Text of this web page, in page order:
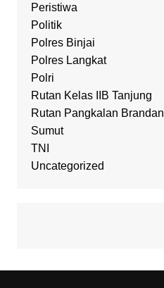
Peristiwa
Politik
Polres Binjai
Polres Langkat
Polri
Rutan Kelas IIB Tanjung
Rutan Pangkalan Brandan
Sumut
TNI
Uncategorized